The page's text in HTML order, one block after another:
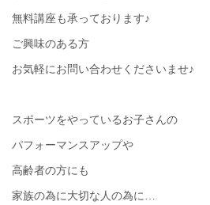
無料講座も承っております♪
ご興味のある方
お気軽にお問い合わせくださいませ♪
スポーツをやっているお子さんの
パフォーマンスアップや
高齢者の方にも
家族の為に大切な人の為に…